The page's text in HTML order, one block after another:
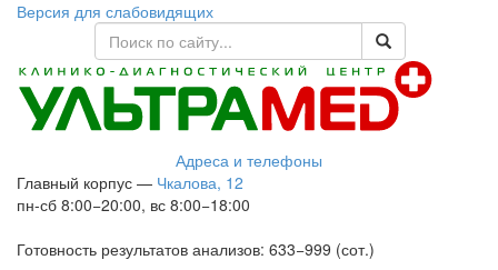
Версия для слабовидящих
Адреса и телефоны
Главный корпус — Чкалова, 12
пн-сб 8:00−20:00, вс 8:00−18:00
Готовность результатов анализов: 633−999 (сот.)